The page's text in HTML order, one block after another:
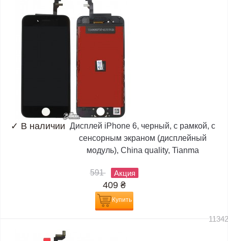
✓ В наличии Дисплей iPhone 6, черный, с рамкой, с
сенсорным экраном (дисплейный
модуль), China quality, Tianma
591 Акция
409 ₴
Купить